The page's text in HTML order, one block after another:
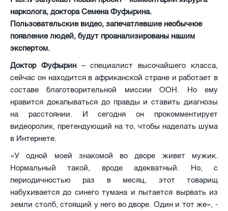
нарколога, доктора Семена Фуфырина.
Пользовательские видео, запечатлевшие необычное
появление людей, будут проанализированы нашим
экспертом.
Доктор Фуфырин– специалист высочайшего класса,
сейчас он находится в африканской стране и работает в
составе благотворительной миссии ООН. Но ему
нравится докапываться до правды и ставить диагнозы
на расстоянии. И сегодня он прокомментирует
видеоролик, претендующий на то, чтобы наделать шума
в Интернете.
«У одной моей знакомой во дворе живет мужик.
Нормальный такой, вроде адекватный. Но, с
периодичностью раз в месяц, этот товарищ
набухивается до синего тумана и пытается вырвать из
земли столб, стоящий у него во дворе. Один и тот же», -